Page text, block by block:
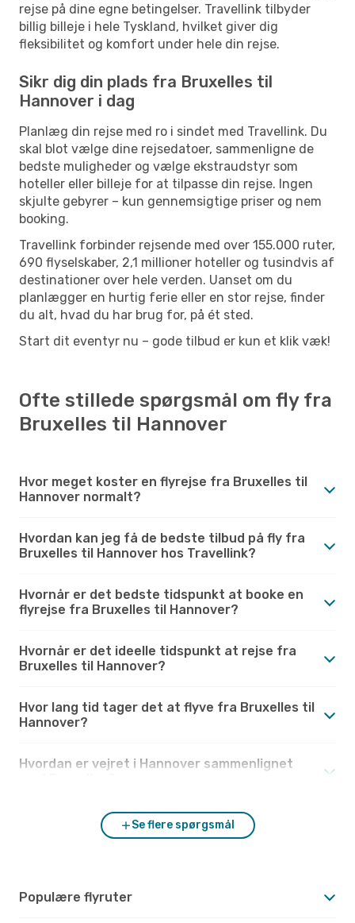
rejse på dine egne betingelser. Travellink tilbyder
billig billeje i hele Tyskland, hvilket giver dig
fleksibilitet og komfort under hele din rejse.
Sikr dig din plads fra Bruxelles til
Hannover i dag
Planlæg din rejse med ro i sindet med Travellink. Du
skal blot vælge dine rejsedatoer, sammenligne de
bedste muligheder og vælge ekstraudstyr som
hoteller eller billeje for at tilpasse din rejse. Ingen
skjulte gebyrer – kun gennemsigtige priser og nem
booking.
Travellink forbinder rejsende med over 155.000 ruter,
690 flyselskaber, 2,1 millioner hoteller og tusindvis af
destinationer over hele verden. Uanset om du
planlægger en hurtig ferie eller en stor rejse, finder
du alt, hvad du har brug for, på ét sted.
Start dit eventyr nu – gode tilbud er kun et klik væk!
Ofte stillede spørgsmål om fly fra
Bruxelles til Hannover
Hvor meget koster en flyrejse fra Bruxelles til
Hannover normalt?
Hvordan kan jeg få de bedste tilbud på fly fra
Bruxelles til Hannover hos Travellink?
Hvornår er det bedste tidspunkt at booke en
flyrejse fra Bruxelles til Hannover?
Hvornår er det ideelle tidspunkt at rejse fra
Bruxelles til Hannover?
Hvor lang tid tager det at flyve fra Bruxelles til
Hannover?
Hvordan er vejret i Hannover sammenlignet
Se flere spørgsmål
Populære flyruter